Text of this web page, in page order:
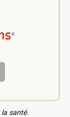
santé.